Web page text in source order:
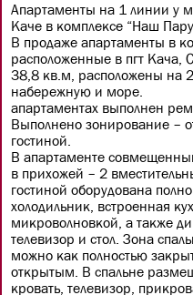
Апартаменты на 1 линии у
Каче в комплексе “Наш
В продаже апартаменты в
расположенные в пгт Кача,
38,8 кв.м, расположены на
набережную и море.
апартаментах выполнен
Выполнено зонирование –
гостиной.
В апартаменте
в прихожей – 2
гостиной оборудована
холодильник, встроенная
микроволновкой, а также
телевизор и стол. Зона
можно как полностью
открытым. В спальне
кровать, телевизор,